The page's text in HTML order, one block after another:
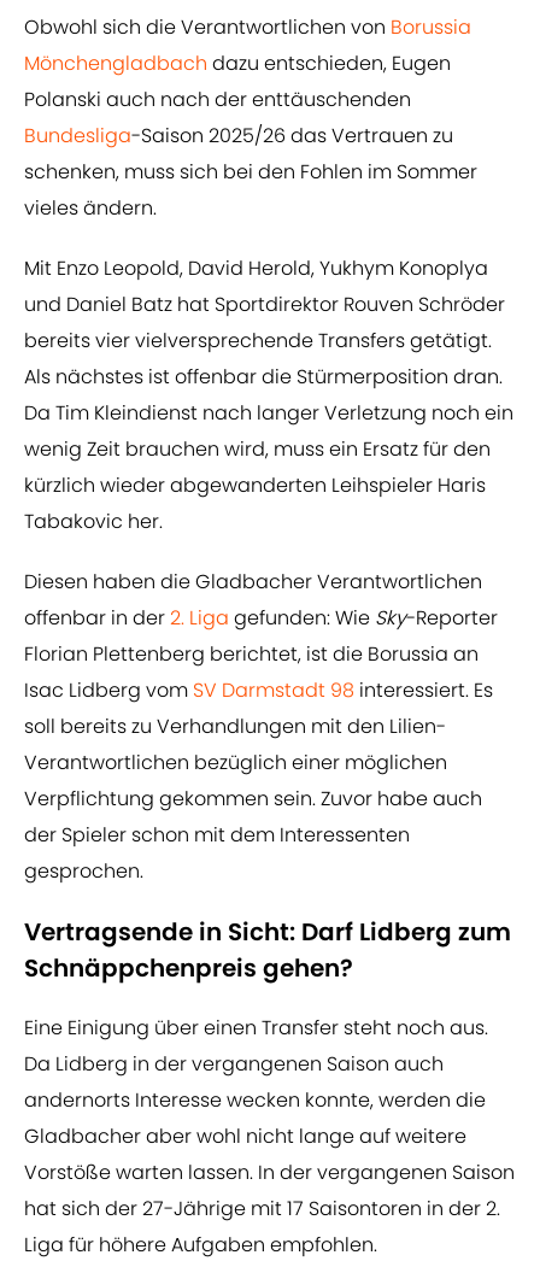
Obwohl sich die Verantwortlichen von Borussia
Mönchengladbach dazu entschieden, Eugen
Polanski auch nach der enttäuschenden
Bundesliga-Saison 2025/26 das Vertrauen zu
schenken, muss sich bei den Fohlen im Sommer
vieles ändern.
Mit Enzo Leopold, David Herold, Yukhym Konoplya
und Daniel Batz hat Sportdirektor Rouven Schröder
bereits vier vielversprechende Transfers getätigt.
Als nächstes ist offenbar die Stürmerposition dran.
Da Tim Kleindienst nach langer Verletzung noch ein
wenig Zeit brauchen wird, muss ein Ersatz für den
kürzlich wieder abgewanderten Leihspieler Haris
Tabakovic her.
Diesen haben die Gladbacher Verantwortlichen
offenbar in der2. Liga gefunden: Wie Sky-Reporter
Florian Plettenberg berichtet, ist die Borussia an
Isac Lidberg vom SV Darmstadt 98 interessiert. Es
soll bereits zu Verhandlungen mit den Lilien-
Verantwortlichen bezüglich einer möglichen
Verpflichtung gekommen sein. Zuvor habe auch
der Spieler schon mit dem Interessenten
gesprochen.
Vertragsende in Sicht: Darf Lidberg zum
Schnäppchenpreis gehen?
Eine Einigung über einen Transfer steht noch aus.
Da Lidberg in der vergangenen Saison auch
andernorts Interesse wecken konnte, werden die
Gladbacher aber wohl nicht lange auf weitere
Vorstöße warten lassen. In der vergangenen Saison
hat sich der 27-Jährige mit 17 Saisontoren in der 2.
Liga für höhere Aufgaben empfohlen.